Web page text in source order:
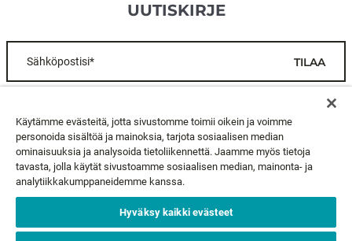
UUTISKIRJE
Sähköpostisi* TILAA
ASIAKASPALVELU
TIETOA MEISTÄ
LAKIASIAT
Käytämme evästeitä, jotta sivustomme toimii oikein ja voimme
personoida sisältöä ja mainoksia, tarjota sosiaalisen median
ominaisuuksia ja analysoida tietoliikennettä. Jaamme myös tietoja
tavasta, jolla käytät sivustoamme sosiaalisen median, mainonta- ja
analytiikkakumppaneidemme kanssa.
Hyväksy kaikki evästeet